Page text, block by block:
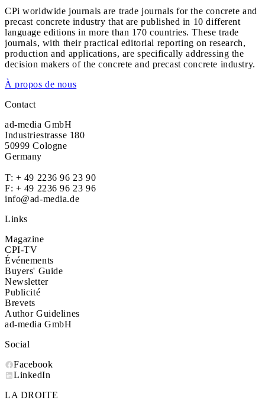
CPi worldwide journals are trade journals for the concrete and
precast concrete industry that are published in 10 different
language editions in more than 170 countries. These trade
journals, with their practical editorial reporting on research,
production and applications, are specifically addressing the
decision makers of the concrete and precast concrete industry.
À propos de nous
Contact
ad-media GmbH
Industriestrasse 180
50999 Cologne
Germany
T: + 49 2236 96 23 90
F: + 49 2236 96 23 96
info@ad-media.de
Links
Magazine
CPI-TV
Événements
Buyers' Guide
Newsletter
Publicité
Brevets
Author Guidelines
ad-media GmbH
Social
Facebook
LinkedIn
LA DROITE